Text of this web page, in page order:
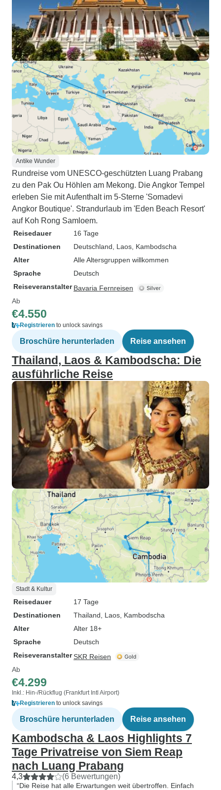
Antike Wunder
Rundreise vom UNESCO-geschützten Luang Prabang
zu den Pak Ou Höhlen am Mekong. Die Angkor Tempel
erleben Sie mit Aufenthalt im 5-Sterne 'Somadevi
Angkor Boutique'. Strandurlaub im 'Eden Beach Resort'
auf Koh Rong Samloem.
Reisedauer
16 Tage
Destinationen
Deutschland , Laos , Kambodscha
Alter
Alle Altersgruppen willkommen
Sprache
Deutsch
Reiseveranstalter Bavaria Fernreisen
Ab
€4.550
Registrieren to unlock savings
Broschüre herunterladen Reise ansehen
Thailand, Laos & Kambodscha: Die
ausführliche Reise
Stadt & Kultur
Reisedauer
17 Tage
Destinationen
Thailand , Laos , Kambodscha
Alter
Alter 18+
Sprache
Deutsch
ReiseveranstalterSKR Reisen
Ab
€4.299
Inkl.: Hin-/Rückflug (Frankfurt Intl Airport)
Registrieren to unlock savings
Broschüre herunterladen Reise ansehen
Kambodscha & Laos Highlights 7
Tage Privatreise von Siem Reap
nach Luang Prabang
4,3 (6 Bewertungen)
“Die Reise hat alle Erwartungen weit übertroffen. Einfach